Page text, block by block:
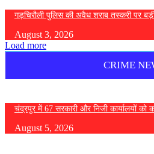
गड़चिरौली पुलिस की अवैध शराब तस्करी पर
August 3, 2026
Load more
CRIME
चंद्रपुर में 67 सरकारी और निजी कार्यालयों को
August 5, 2026